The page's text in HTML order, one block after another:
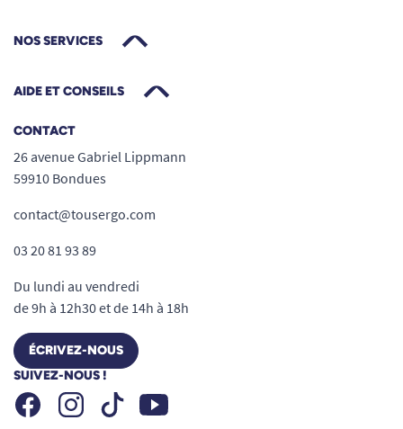
NOS SERVICES
AIDE ET CONSEILS
CONTACT
26 avenue Gabriel Lippmann
59910 Bondues
contact@tousergo.com
03 20 81 93 89
Du lundi au vendredi
de 9h à 12h30 et de 14h à 18h
ÉCRIVEZ-NOUS
SUIVEZ-NOUS !
FacebookInstagramTiktok Youtube